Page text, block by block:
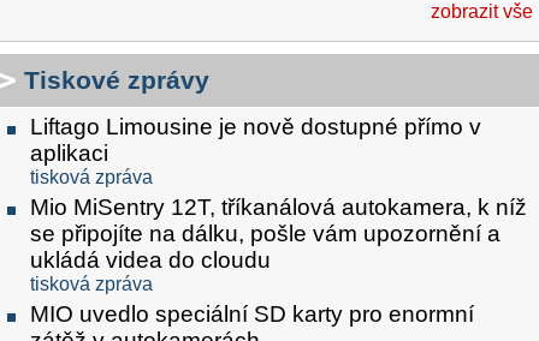
zobrazit vše
Tiskové zprávy
Liftago Limousine je nově dostupné přímo v
aplikaci
tisková zpráva
Mio MiSentry 12T, tříkanálová autokamera, k níž
se připojíte na dálku, pošle vám upozornění a
ukládá videa do cloudu
tisková zpráva
MIO uvedlo speciální SD karty pro enormní